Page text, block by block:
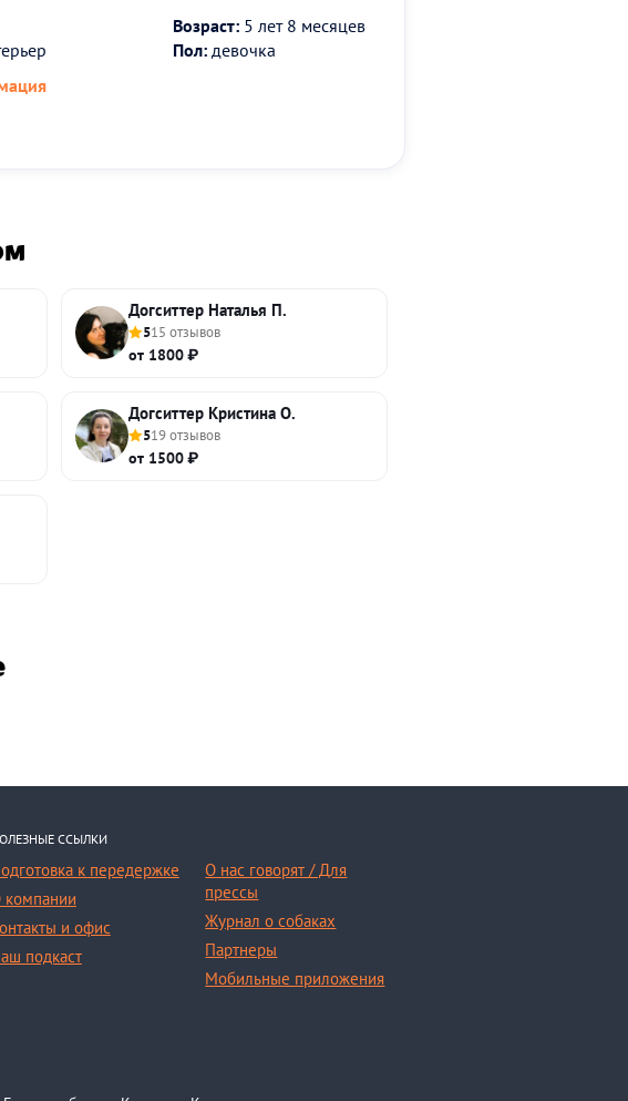
Возраст: 5 лет 8 месяцев
Пол: девочка
Догситтер Наталья П.
515 отзывов
от 1800 ₽
Догситтер Кристина О.
519 отзывов
от 1500 ₽
ССЫЛКИ
к передержке
компании
и офис
подкаст
О нас говорят / Для
прессы
Журнал о собаках
Партнеры
Мобильные приложения